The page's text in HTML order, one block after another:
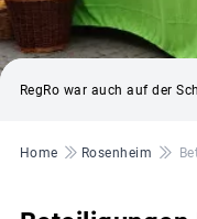
RegRo war auch auf der
Pfadnavigation
Home Rosenheim